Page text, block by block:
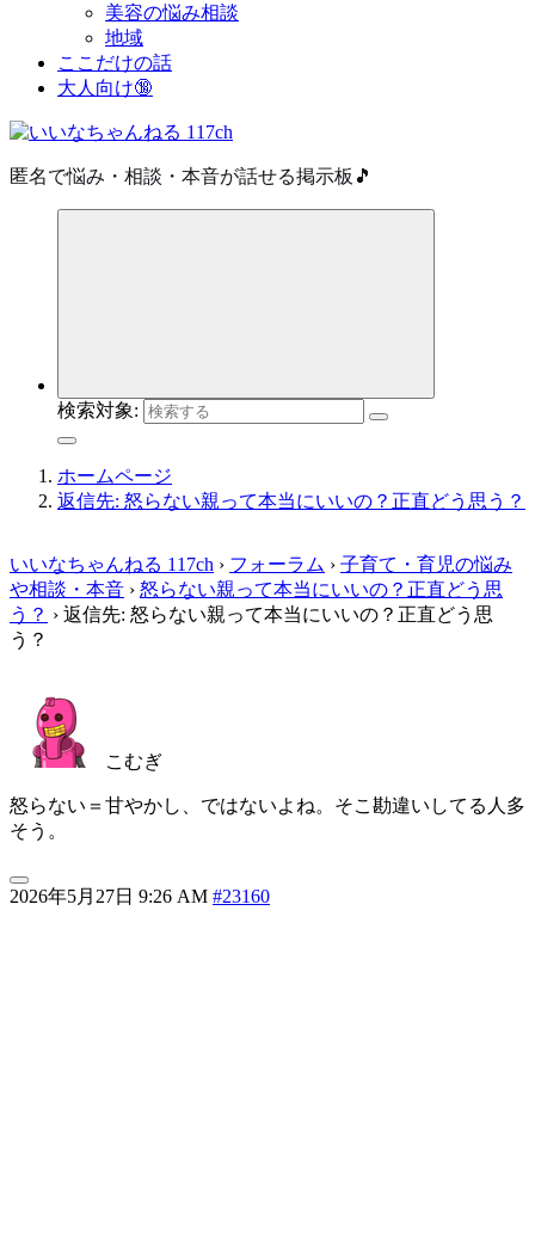
美容の悩み相談
地域
ここだけの話
大人向け🔞
匿名で悩み・相談・本音が話せる掲示板🎵
検索対象:
ホームページ
返信先: 怒らない親って本当にいいの？正直どう思う？
いいなちゃんねる 117ch › フォーラム › 子育て・育児の悩み
や相談・本音 › 怒らない親って本当にいいの？正直どう思
う？ › 返信先: 怒らない親って本当にいいの？正直どう思
う？
2026年5月27日 9:26 AM #23160
こむぎ
怒らない＝甘やかし、ではないよね。そこ勘違いしてる人多
そう。